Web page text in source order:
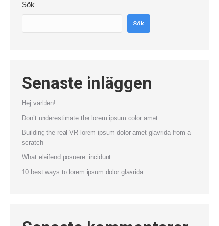
Sök
Sök
Senaste inläggen
Hej världen!
Don’t underestimate the lorem ipsum dolor amet
Building the real VR lorem ipsum dolor amet glavrida from a
scratch
What eleifend posuere tincidunt
10 best ways to lorem ipsum dolor glavrida